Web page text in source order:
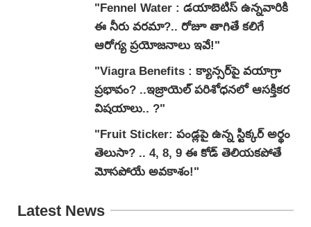
"Fennel Water : డయాబెటిస్ ఉన్నవారికి
ఈ నీరు వరమా?.. రోజూ తాగితే కలిగే
ఆరోగ్య ప్రయోజనాలు ఇవే!"
"Viagra Benefits : క్యాన్సర్‌పై వయాగ్రా
ప్రభావం? ..ఇజ్రాయెల్ పరిశోధనలో ఆసక్తికర
విషయాలు.. ?"
"Fruit Sticker: పండ్లపై ఉన్న స్టిక్కర్ అర్థం
తెలుసా? .. 4, 8, 9 ఈ కోడ్ తెలియకపోతే
మోసపోయే అవకాశం!"
Latest News